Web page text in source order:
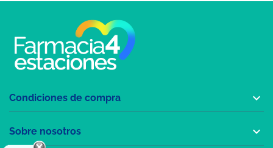
Condiciones de compra 
Sobre nosotros 